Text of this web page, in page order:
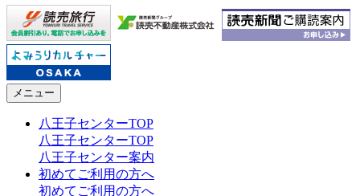
メニュー
八王子センターTOP
八王子センターTOP
八王子センター案内
初めてご利用の方へ
初めてご利用の方へ